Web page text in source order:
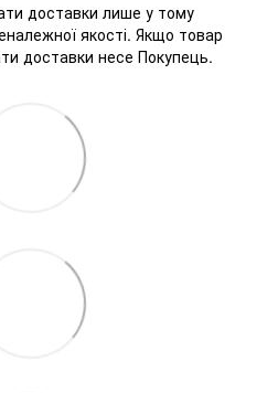
доставки лише у тому
якості. Якщо товар
доставки несе Покупець.